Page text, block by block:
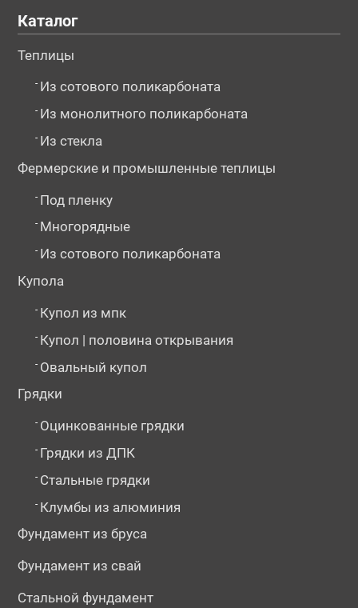
Каталог
Теплицы
- Из сотового поликарбоната
- Из монолитного поликарбоната
- Из стекла
Фермерские и промышленные теплицы
- Под пленку
- Многорядные
- Из сотового поликарбоната
Купола
- Купол из мпк
- Купол | половина открывания
- Овальный купол
Грядки
- Оцинкованные грядки
- Грядки из ДПК
- Стальные грядки
- Клумбы из алюминия
Фундамент из бруса
Фундамент из свай
Стальной фундамент